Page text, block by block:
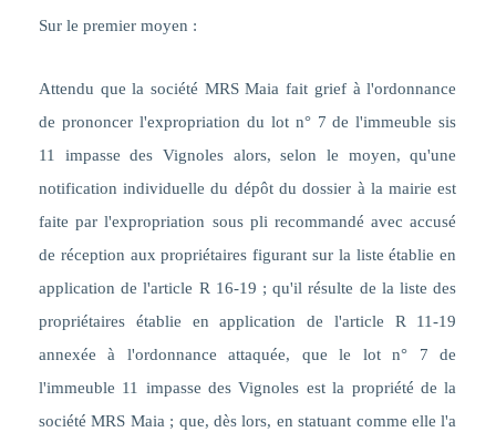
Sur le premier moyen :
Attendu que la société MRS Maia fait grief à l'ordonnance
de prononcer l'expropriation du lot n° 7 de l'immeuble sis
11 impasse des Vignoles alors, selon le moyen, qu'une
notification individuelle du dépôt du dossier à la mairie est
faite par l'expropriation sous pli recommandé avec accusé
de réception aux propriétaires figurant sur la liste établie en
application de l'article R 16-19 ; qu'il résulte de la liste des
propriétaires établie en application de l'article R 11-19
annexée à l'ordonnance attaquée, que le lot n° 7 de
l'immeuble 11 impasse des Vignoles est la propriété de la
société MRS Maia ; que, dès lors, en statuant comme elle l'a